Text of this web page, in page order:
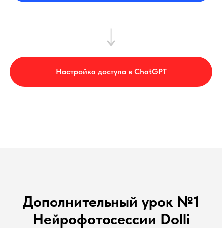
Настройка доступа в ChatGPT
Дополнительный урок №1
Нейрофотосессии Dolli